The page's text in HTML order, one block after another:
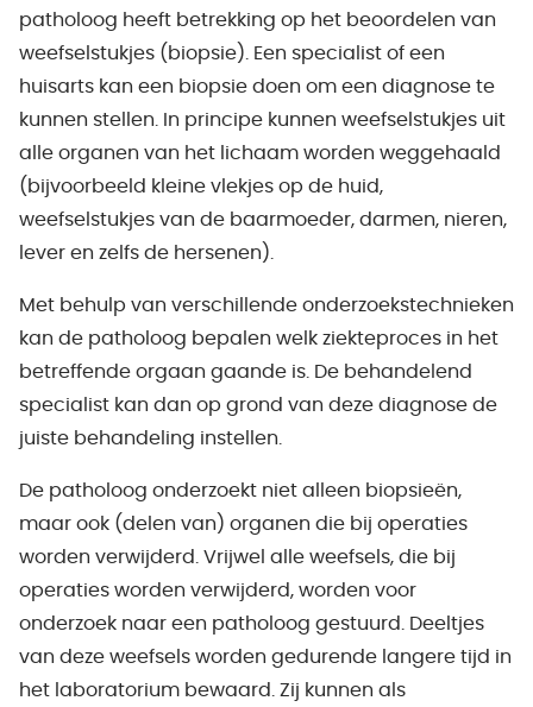
patholoog heeft betrekking op het beoordelen van
weefselstukjes (biopsie). Een specialist of een
huisarts kan een biopsie doen om een diagnose te
kunnen stellen. In principe kunnen weefselstukjes uit
alle organen van het lichaam worden weggehaald
(bijvoorbeeld kleine vlekjes op de huid,
weefselstukjes van de baarmoeder, darmen, nieren,
lever en zelfs de hersenen).
Met behulp van verschillende onderzoekstechnieken
kan de patholoog bepalen welk ziekteproces in het
betreffende orgaan gaande is. De behandelend
specialist kan dan op grond van deze diagnose de
juiste behandeling instellen.
De patholoog onderzoekt niet alleen biopsieën,
maar ook (delen van) organen die bij operaties
worden verwijderd. Vrijwel alle weefsels, die bij
operaties worden verwijderd, worden voor
onderzoek naar een patholoog gestuurd. Deeltjes
van deze weefsels worden gedurende langere tijd in
het laboratorium bewaard. Zij kunnen als